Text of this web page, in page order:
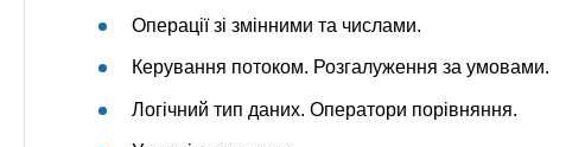
Операції зі змінними та числами.
Керування потоком. Розгалуження за умовами.
Логічний тип даних. Оператори порівняння.